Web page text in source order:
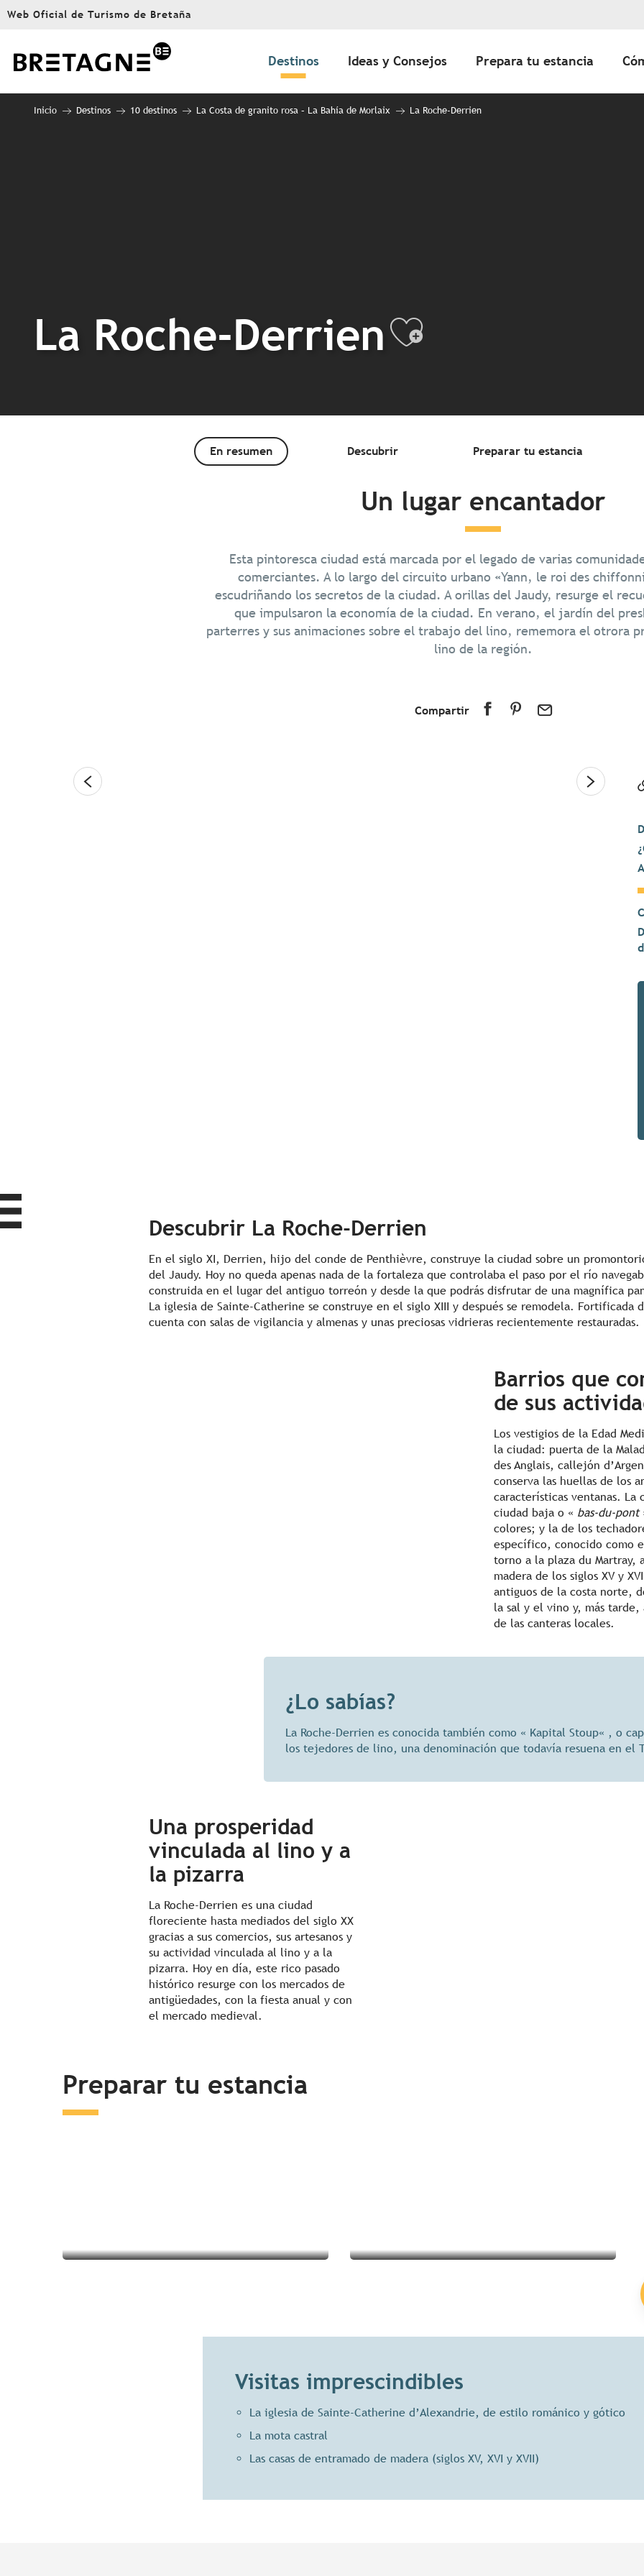
Aller
principal
Web Oficial de Turismo de Bretaña
Destinos Ideas y Consejos Prepara tu estancia
Inicio Destinos 10 destinos La Costa de granito rosa – La Bahía de Morlaix La Roche-Derrien
La Roche-DerrienAjouter aux
En resumen Descubrir Preparar tu estancia
Un lugar encantador
Esta pintoresca ciudad está marcada por el legado de varias
comerciantes. A lo largo del circuito urbano «Yann, le roi des
escudriñando los secretos de la ciudad. A orillas del Jaudy, resurge el
que impulsaron la economía de la ciudad. En verano, el jardín del
parterres y sus animaciones sobre el trabajo del lino, rememora el otrora
lino de la región.
Compartir
Descubrir La Roche-Derrien
En el siglo XI, Derrien, hijo del conde de Penthièvre, construye la ciudad sobre un
del Jaudy. Hoy no queda apenas nada de la fortaleza que controlaba el paso por el río
construida en el lugar del antiguo torreón y desde la que podrás disfrutar de una magnífica
La iglesia de Sainte-Catherine se construye en el siglo XIII y después se remodela. Fortificada
cuenta con salas de vigilancia y almenas y unas preciosas vidrieras recientemente restauradas.
Barrios que
de sus
Los vestigios de la Edad
la ciudad: puerta de la
des Anglais, callejón
conserva las huellas de los
características ventanas. La
ciudad baja o « bas-du-pont
colores; y la de los
específico, conocido como
torno a la plaza du Martray,
madera de los siglos XV y
antiguos de la costa norte,
la sal y el vino y, más
de las canteras locales.
¿Lo sabías?
La Roche-Derrien es conocida también como « Kapital Stoup« , o
los tejedores de lino, una denominación que todavía resuena en el
Una prosperidad
vinculada al lino y a
la pizarra
La Roche-Derrien es una ciudad
floreciente hasta mediados del siglo XX
gracias a sus comercios, sus artesanos y
su actividad vinculada al lino y a la
pizarra. Hoy en día, este rico pasado
histórico resurge con los mercados de
antigüedades, con la fiesta anual y con
el mercado medieval.
Preparar tu estancia
Visitas imprescindibles
La iglesia de Sainte-Catherine d’Alexandrie, de estilo románico y gótico
La mota castral
Las casas de entramado de madera (siglos XV, XVI y XVII)